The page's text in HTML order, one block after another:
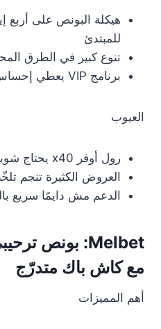
هيكلة البونص على أربع
للمبتدئ
تنوع كبير في الطرق
برنامج VIP يعطي إحساس معاملة خاصة
العيوب
رول أوفر x40 يحتاج شوية صبر قبل سحب الأرباح
العروض الكثيرة تنجم
الدعم مش دايمًا سريع
مع كاش باك متدرّج
أهم المميزات